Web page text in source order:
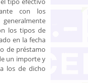
con los
los tipos de
en la fecha
de préstamo
un importe y
los de dicho